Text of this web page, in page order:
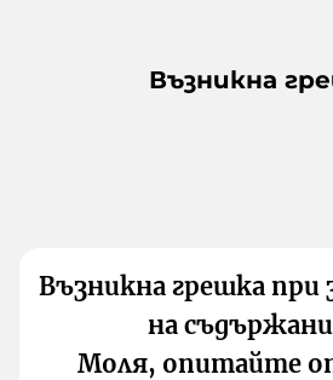
Възникна
Възникна грешка при
на
Моля, опитайте